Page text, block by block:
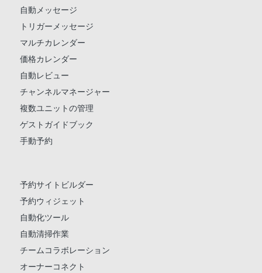
自動メッセージ
トリガーメッセージ
マルチカレンダー
価格カレンダー
自動レビュー
チャンネルマネージャー
複数ユニットの管理
ゲストガイドブック
手動予約
予約サイトビルダー
予約ウィジェット
自動化ツール
自動清掃作業
チームコラボレーション
オーナーコネクト